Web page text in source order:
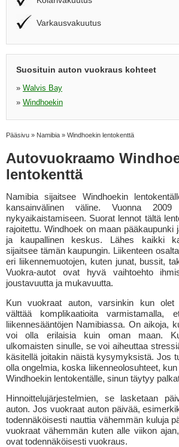
Varkausvakuutus
Suosituin auton vuokraus kohteet
» Walvis Bay
» Windhoekin
Pääsivu » Namibia » Windhoekin lentokenttä
Autovuokraamo
lentokenttä
Namibia sijaitsee Windhoekin
kansainvälinen väline. Vuonna 2009
nykyaikaistamiseen. Suorat lennot tältä
rajoitettu. Windhoek on maan pääkaupunki
ja kaupallinen keskus. Lähes kaikki
sijaitsee tämän kaupungin. Liikenteen
eri liikennemuotojen, kuten junat, bussit,
Vuokra-autot ovat hyvä vaihtoehto
joustavuutta ja mukavuutta.
Kun vuokraat auton, varsinkin kun olet
välttää komplikaatioita varmistamalla,
liikennesääntöjen Namibiassa. On aikoja,
voi olla erilaisia kuin oman maan.
ulkomaisten sinulle, se voi aiheuttaa
käsitellä joitakin näistä kysymyksistä. Jos
olla ongelmia, koska liikenneolosuhteet,
Windhoekin lentokentälle, sinun täytyy
Hinnoittelujärjestelmien, se lasketaan
auton. Jos vuokraat auton päivää,
todennäköisesti nauttia vähemmän kuluja
vuokraat vähemmän kuten alle viikon
ovat todennäköisesti vuokraus.